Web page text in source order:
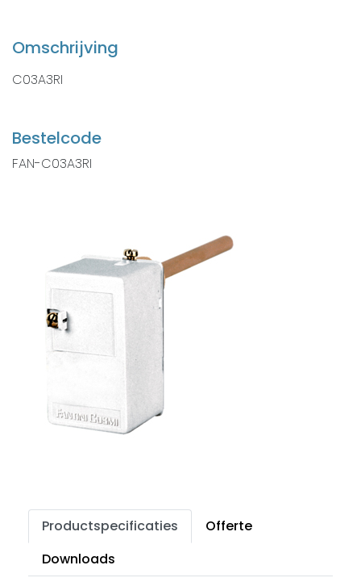
Omschrijving
C03A3RI
Bestelcode
FAN-C03A3RI
Productspecificaties
Offerte
Downloads